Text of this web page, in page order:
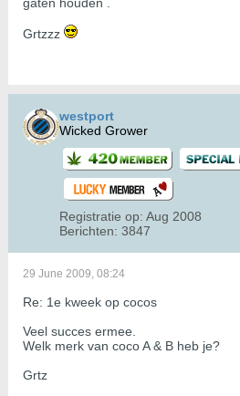
Grtzzz
westport
Wicked Grower
Registratie op: Aug 2008
Berichten: 3847
29 June 2009, 08:24
Re: 1e kweek op cocos
Veel succes ermee.
Welk merk van coco A & B heb je?
Grtz